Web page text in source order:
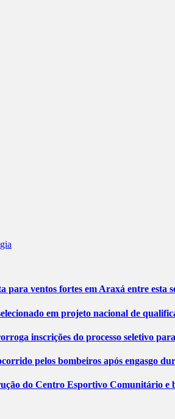
para ventos fortes em Araxá entre esta
em projeto nacional de
inscrições do processo seletivo
pelos bombeiros após engasgo
do Centro Esportivo Comunitário e